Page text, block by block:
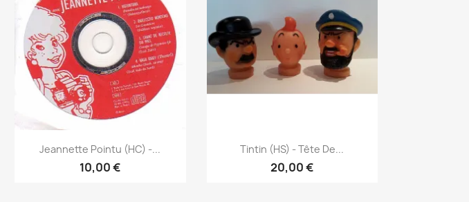
Pikakatselu
Jeannette Pointu (HC) -...
10,00 €
 Pikakatselu
Tintin (HS) - Tête De...
20,00 €